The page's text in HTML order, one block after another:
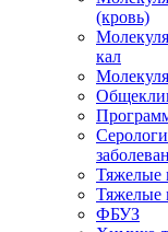
(кровь)
кал
Тяжелые
Тяжелые
ФБУЗ